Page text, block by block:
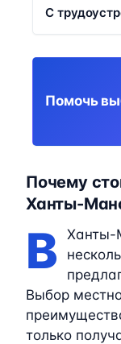
С
Помочь
Почему
Ханты-
В
Ханты-
Выбор
только